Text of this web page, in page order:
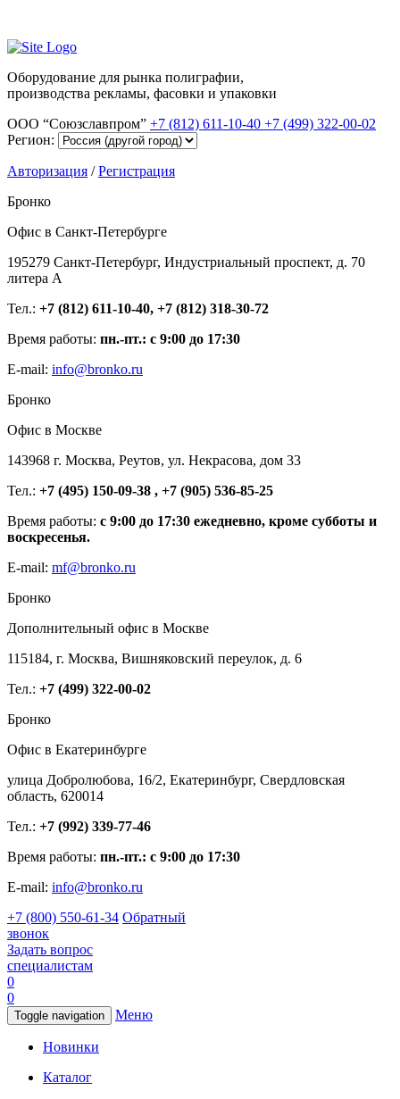
Оборудование для рынка полиграфии,
производства рекламы, фасовки и упаковки
ООО “Союзславпром” +7 (812) 611-10-40 +7 (499) 322-00-02
Регион:
Авторизация /Регистрация
Бронко
Офис в Санкт-Петербурге
195279 Санкт-Петербург, Индустриальный проспект, д. 70
литера А
Тел.: +7 (812) 611-10-40, +7 (812) 318-30-72
Время работы: пн.-пт.: с 9:00 до 17:30
E-mail: info@bronko.ru
Бронко
Офис в Москве
143968 г. Москва, Реутов, ул. Некрасова, дом 33
Тел.: +7 (495) 150-09-38 , +7 (905) 536-85-25
Время работы: с 9:00 до 17:30 ежедневно, кроме субботы и
воскресенья.
E-mail: mf@bronko.ru
Бронко
Дополнительный офис в Москве
115184, г. Москва, Вишняковский переулок, д. 6
Тел.: +7 (499) 322-00-02
Бронко
Офис в Екатеринбурге
улица Добролюбова, 16/2, Екатеринбург, Свердловская
область, 620014
Тел.: +7 (992) 339-77-46
Время работы: пн.-пт.: с 9:00 до 17:30
E-mail: info@bronko.ru
+7 (800) 550-61-34 Обратный
звонок
Задать вопрос
специалистам
0
0
Toggle navigation Меню
Новинки
Каталог